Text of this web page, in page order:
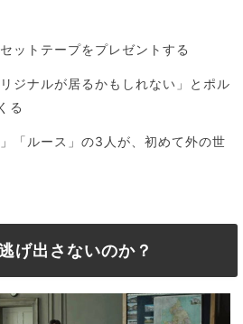
ットテープをプレゼントする
ジナルが居るかもしれない」とポル
る
「ルース」の3人が、初めて外の世
げ出さないのか？